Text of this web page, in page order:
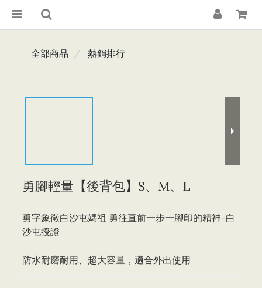
全部商品 熱銷排行
勇腳輕量【後背包】S、M、L
勇字象徵白沙屯媽祖 勇往直前一步一腳印的精神-白
沙屯授證
防水耐磨耐用、超大容量，適合外出使用